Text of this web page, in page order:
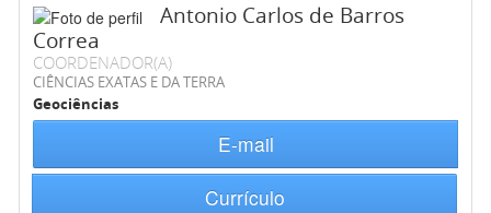
Antonio Carlos de Barros
Correa
COORDENADOR(A)
CIÊNCIAS EXATAS E DA TERRA
Geociências
E-mail
Currículo